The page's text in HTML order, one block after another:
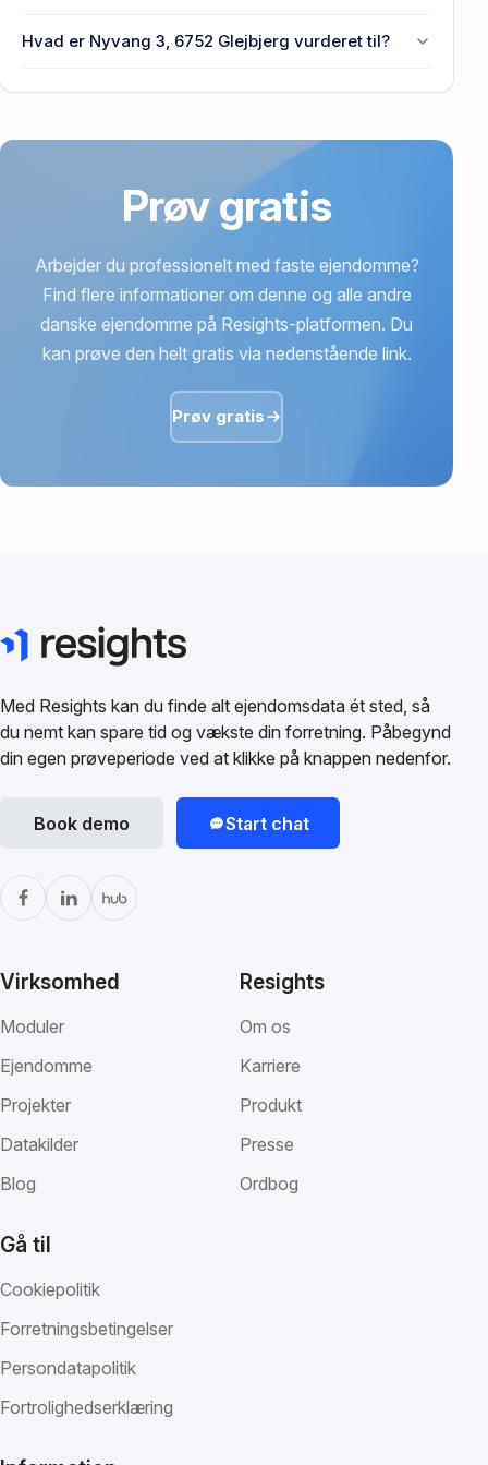
Hvad er Nyvang 3, 6752 Glejbjerg vurderet til?
Prøv gratis
Arbejder du professionelt med faste ejendomme?
Find flere informationer om denne og alle andre
danske ejendomme på Resights-platformen. Du
kan prøve den helt gratis via nedenstående link.
Prøv gratis
Med Resights kan du finde alt ejendomsdata ét sted, så
du nemt kan spare tid og vækste din forretning. Påbegynd
din egen prøveperiode ved at klikke på knappen nedenfor.
Book demo Start chat
Virksomhed
Moduler
Ejendomme
Projekter
Datakilder
Blog
Resights
Om os
Karriere
Produkt
Presse
Ordbog
Gå til
Cookiepolitik
Forretningsbetingelser
Persondatapolitik
Fortrolighedserklæring